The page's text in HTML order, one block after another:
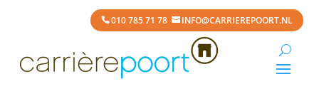
010 785 71 78 INFO@CARRIEREPOORT.NL